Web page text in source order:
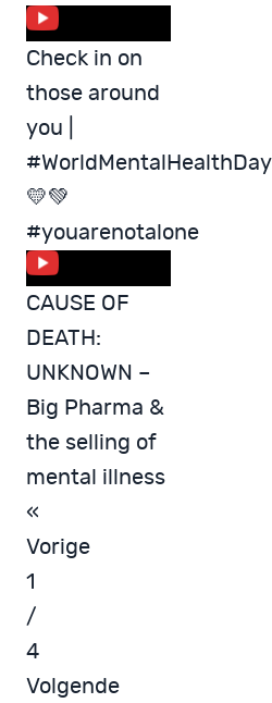
Check in on
those around
you |
#WorldMentalHealthDay
💛💚
#youarenotalone
CAUSE OF
DEATH:
UNKNOWN –
Big Pharma &
the selling of
mental illness
«
Vorige
1
/
4
Volgende